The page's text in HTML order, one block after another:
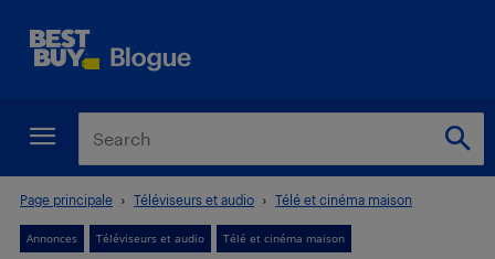
Page principale Téléviseurs et audio Télé et cinéma maison
Annonces Téléviseurs et audio Télé et cinéma maison